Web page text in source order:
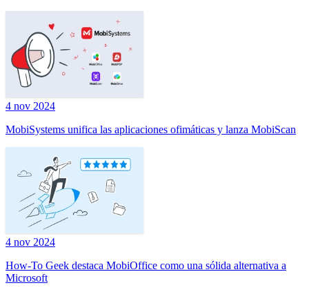
4 nov 2024
MobiSystems unifica las aplicaciones ofimáticas y lanza MobiScan
4 nov 2024
How-To Geek destaca MobiOffice como una sólida alternativa a
Microsoft